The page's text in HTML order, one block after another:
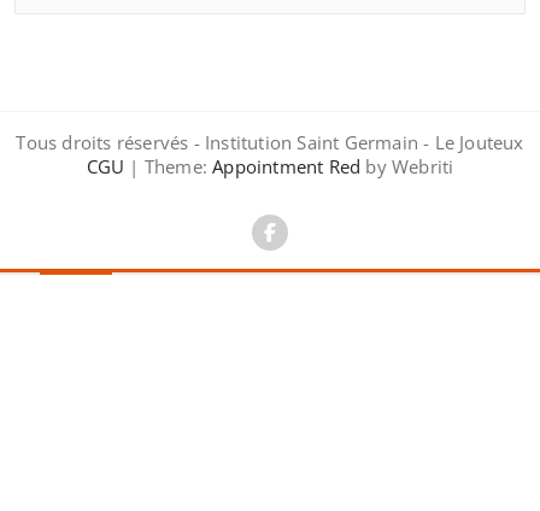
Tous droits réservés - Institution Saint Germain - Le Jouteux
CGU | Theme: Appointment Red by Webriti